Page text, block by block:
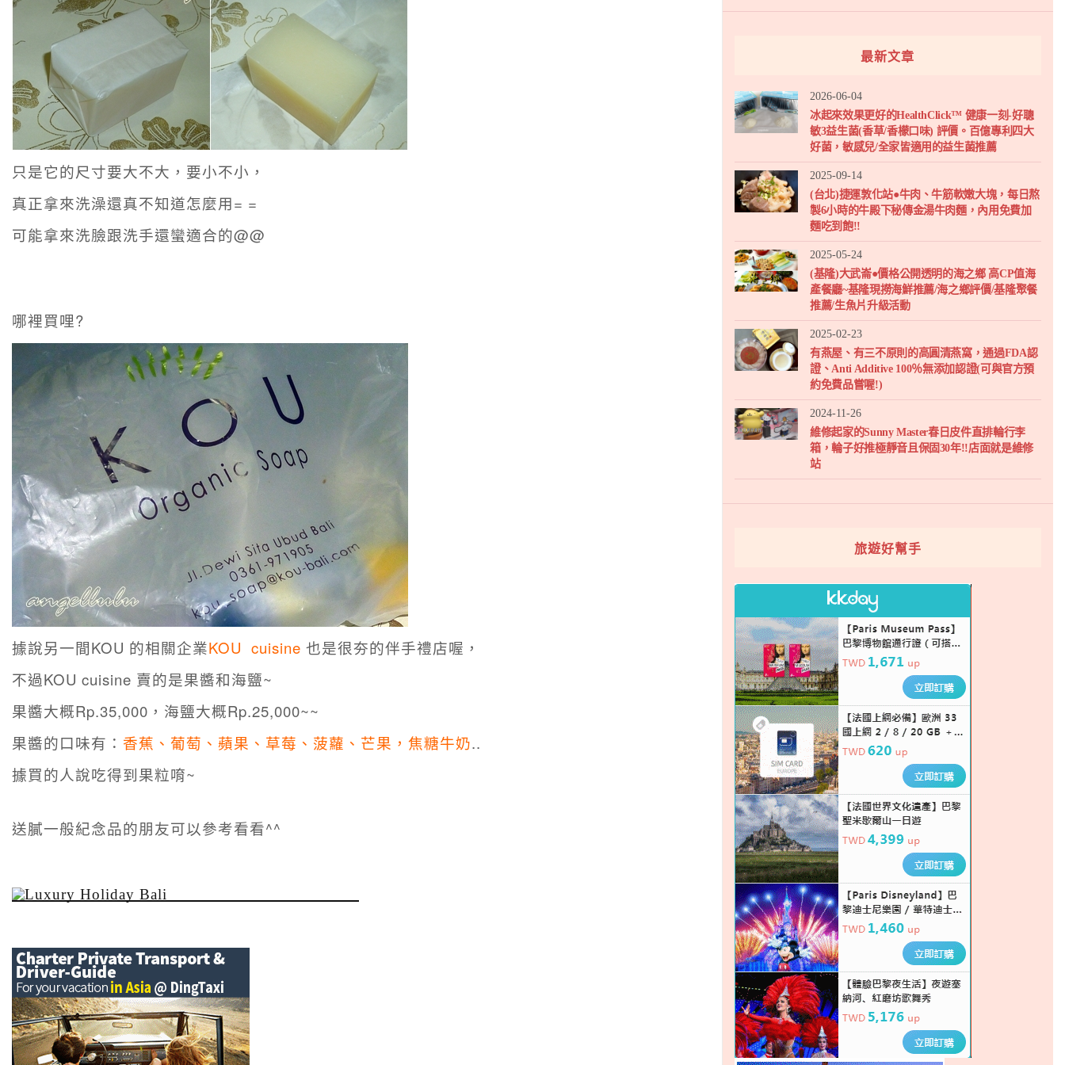
只是它的尺寸要大不大，要小不小，
真正拿來洗澡還真不知道怎麼用= =
可能拿來洗臉跟洗手還蠻適合的@@
哪裡買哩?
據說另一間KOU 的相關企業KOU cuisine 也是很夯的伴手禮店喔，
不過KOU cuisine 賣的是果醬和海鹽~
果醬大概Rp.35,000，海鹽大概Rp.25,000~~
果醬的口味有： 香蕉、葡萄、蘋果、草莓、菠蘿、芒果，焦糖牛奶..
據買的人說吃得到果粒唷~
送膩一般紀念品的朋友可以參考看看^^
最新文章
2026-06-04
冰起來效果更好的HealthClick™ 健康一刻-好聰
敏3益生菌(香草/香檬口味) 評價。百億專利四大
好菌，敏感兒/全家皆適用的益生菌推薦
2025-09-14
(台北)捷運敦化站●牛肉、牛筋軟嫩大塊，每日熬
製6小時的牛殿下秘傳金湯牛肉麵，內用免費加
麵吃到飽!!
2025-05-24
(基隆)大武崙●價格公開透明的海之鄉 高CP值海
產餐廳~基隆現撈海鮮推薦/海之鄉評價/基隆聚餐
推薦/生魚片升級活動
2025-02-23
有燕屋、有三不原則的高圓清燕窩，通過FDA認
證、Anti Additive 100％無添加認證(可與官方預
約免費品嘗喔!)
2024-11-26
維修起家的Sunny Master春日皮件直排輪行李
箱，輪子好推極靜音且保固30年!!店面就是維修
站
旅遊好幫手